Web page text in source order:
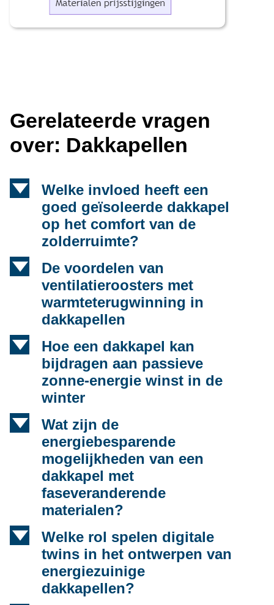
Gerelateerde vragen
over: Dakkapellen
d
Welke invloed heeft een
goed geïsoleerde dakkapel
op het comfort van de
zolderruimte?
d
De voordelen van
ventilatieroosters met
warmteterugwinning in
dakkapellen
d
Hoe een dakkapel kan
bijdragen aan passieve
zonne-energie winst in de
winter
d
Wat zijn de
energiebesparende
mogelijkheden van een
dakkapel met
faseveranderende
materialen?
d
Welke rol spelen digitale
twins in het ontwerpen van
energiezuinige
dakkapellen?